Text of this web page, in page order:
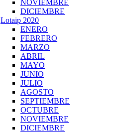
NOVIEMBRE
DICIEMBRE
Lotaip 2020
ENERO
FEBRERO
MARZO
ABRIL
MAYO
JUNIO
JULIO
AGOSTO
SEPTIEMBRE
OCTUBRE
NOVIEMBRE
DICIEMBRE